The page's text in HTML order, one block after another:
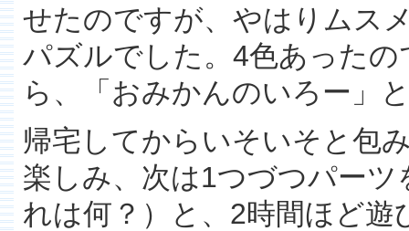
せたのですが、やはりムス
パズルでした。4色あった
ら、「おみかんのいろー」
帰宅してからいそいそと包
楽しみ、次は1つづつパー
れは何？）と、2時間ほど